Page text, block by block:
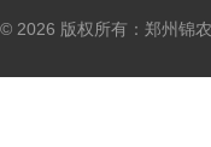
© 2026 版权所有：郑州锦